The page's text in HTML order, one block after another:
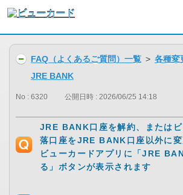
FAQ（よくあるご質問）一覧 > 各種変
JRE BANK
No : 6320 公開日時 : 2026/06/25 14:18
JRE BANK口座を解約、またはビ
落口座をJRE BANK口座以外に変
ビューカードアプリに「JRE
る」ボタンが表示されます